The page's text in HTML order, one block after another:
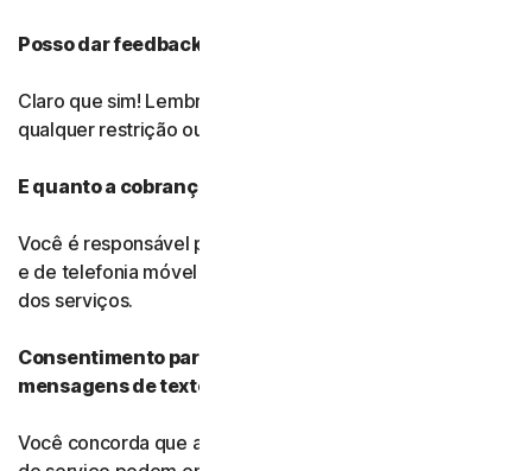
Posso dar feedback?
Claro que sim! Lembre-se de que poderemos usá-lo sem
qualquer restrição ou pagamento.
E quanto a cobranças relacionadas ao uso de dados?
Você é responsável por pagar todos os custos de dados
e de telefonia móvel associados ao uso do software e
dos serviços.
Consentimento para chamadas telefônicas e
mensagens de texto
Você concorda que a Gen, suas afiliadas e prestadores